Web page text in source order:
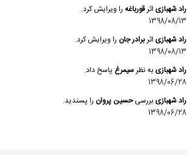
راد شهبازیاثرقورباغهرا ویرایش کرد.
1398/08/13
راد شهبازیاثربرادر جان را ویرایش کرد.
1398/08/13
راد شهبازیبه نظرسیمرغ پاسخ داد.
1398/06/28
راد شهبازیبررسیحسین پروان را پسندید.
1398/06/28